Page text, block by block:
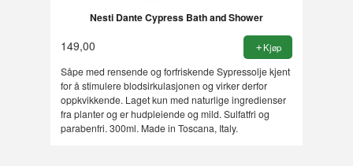
Nesti Dante Cypress Bath and Shower
149,00 Kjøp
Såpe med rensende og forfriskende Sypressolje kjent
for å stimulere blodsirkulasjonen og virker derfor
oppkvikkende. Laget kun med naturlige ingredienser
fra planter og er hudpleiende og mild. Sulfatfri og
parabenfri. 300ml. Made in Toscana, Italy.